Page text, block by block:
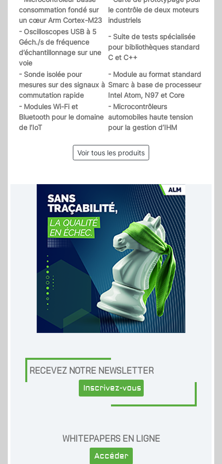
consommation fondé sur
un cœur Arm Cortex-M23
le contrôle de deux moteurs
industriels
- Oscilloscopes USB à 5
Géch./s de fréquence
d’échantillonnage sur une
voie
- Suite de tests spécialisée
pour bibliothèques standard
C et C++
- Sonde isolée pour
mesures sur des signaux à
commutation rapide
- Module au format standard
Smarc à base de processeur
Intel Atom, N97 et Core
- Modules Wi-Fi et
Bluetooth pour le domaine
de l’IoT
- Microcontrôleurs
automobiles haute tension
pour la gestion d’IHM
Voir tous les produits
RECEVEZ NOTRE NEWSLETTER
Inscrivez-vous
WHITEPAPERS EN LIGNE
Accéder